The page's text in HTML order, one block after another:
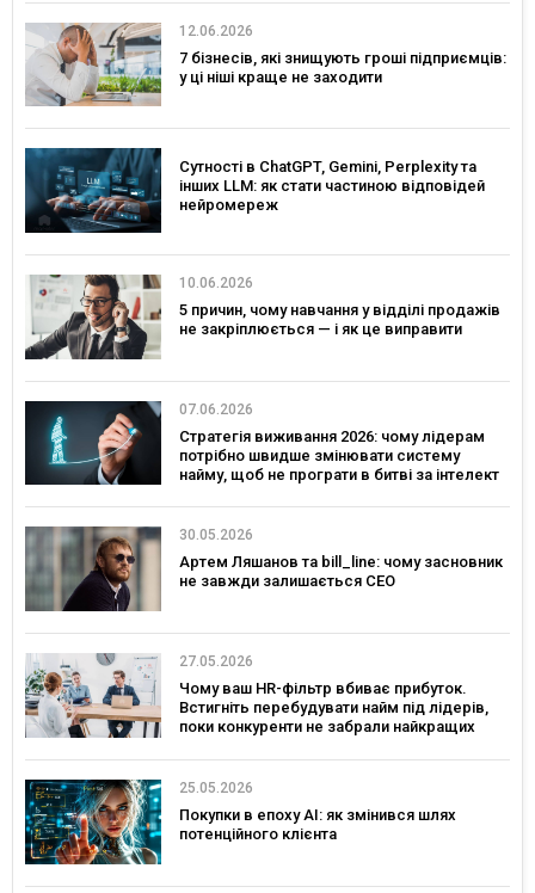
12.06.2026
7 бізнесів, які знищують гроші підприємців:
у ці ніші краще не заходити
Сутності в ChatGPT, Gemini, Perplexity та
інших LLM: як стати частиною відповідей
нейромереж
10.06.2026
5 причин, чому навчання у відділі продажів
не закріплюється — і як це виправити
07.06.2026
Стратегія виживання 2026: чому лідерам
потрібно швидше змінювати систему
найму, щоб не програти в битві за інтелект
30.05.2026
Артем Ляшанов та bill_line: чому засновник
не завжди залишається CEO
27.05.2026
Чому ваш HR-фільтр вбиває прибуток.
Встигніть перебудувати найм під лідерів,
поки конкуренти не забрали найкращих
25.05.2026
Покупки в епоху AI: як змінився шлях
потенційного клієнта